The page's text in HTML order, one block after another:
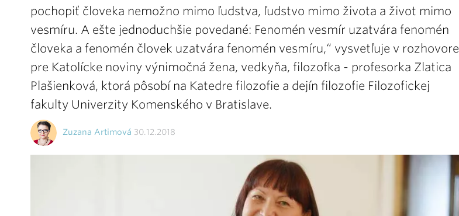
pochopiť človeka nemožno mimo ľudstva, ľudstvo mimo života a život mimo
vesmíru. A ešte jednoduchšie povedané: Fenomén vesmír uzatvára fenomén
človeka a fenomén človek uzatvára fenomén vesmíru,“ vysvetľuje v rozhovore
pre Katolícke noviny výnimočná žena, vedkyňa, filozofka - profesorka Zlatica
Plašienková, ktorá pôsobí na Katedre filozofie a dejín filozofie Filozofickej
fakulty Univerzity Komenského v Bratislave.
Zuzana Artimová 30.12.2018